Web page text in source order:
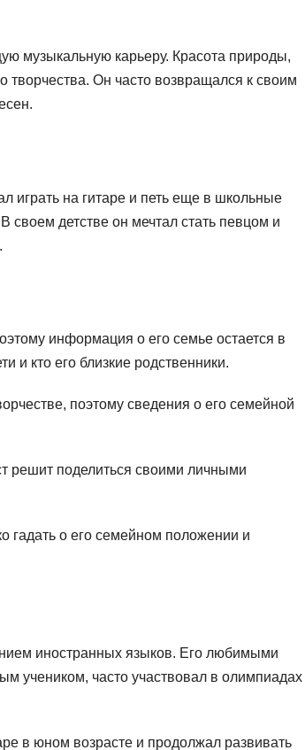
музыкальную карьеру. Красота природы,
творчества. Он часто возвращался к своим
играть на гитаре и петь еще в школьные
своем детстве он мечтал стать певцом и
информация о его семье остается в
и кто его близкие родственники.
поэтому сведения о его семейной
решит поделиться своими личными
гадать о его семейном положении и
иностранных языков. Его любимыми
учеником, часто участвовал в олимпиадах
в юном возрасте и продолжал развивать